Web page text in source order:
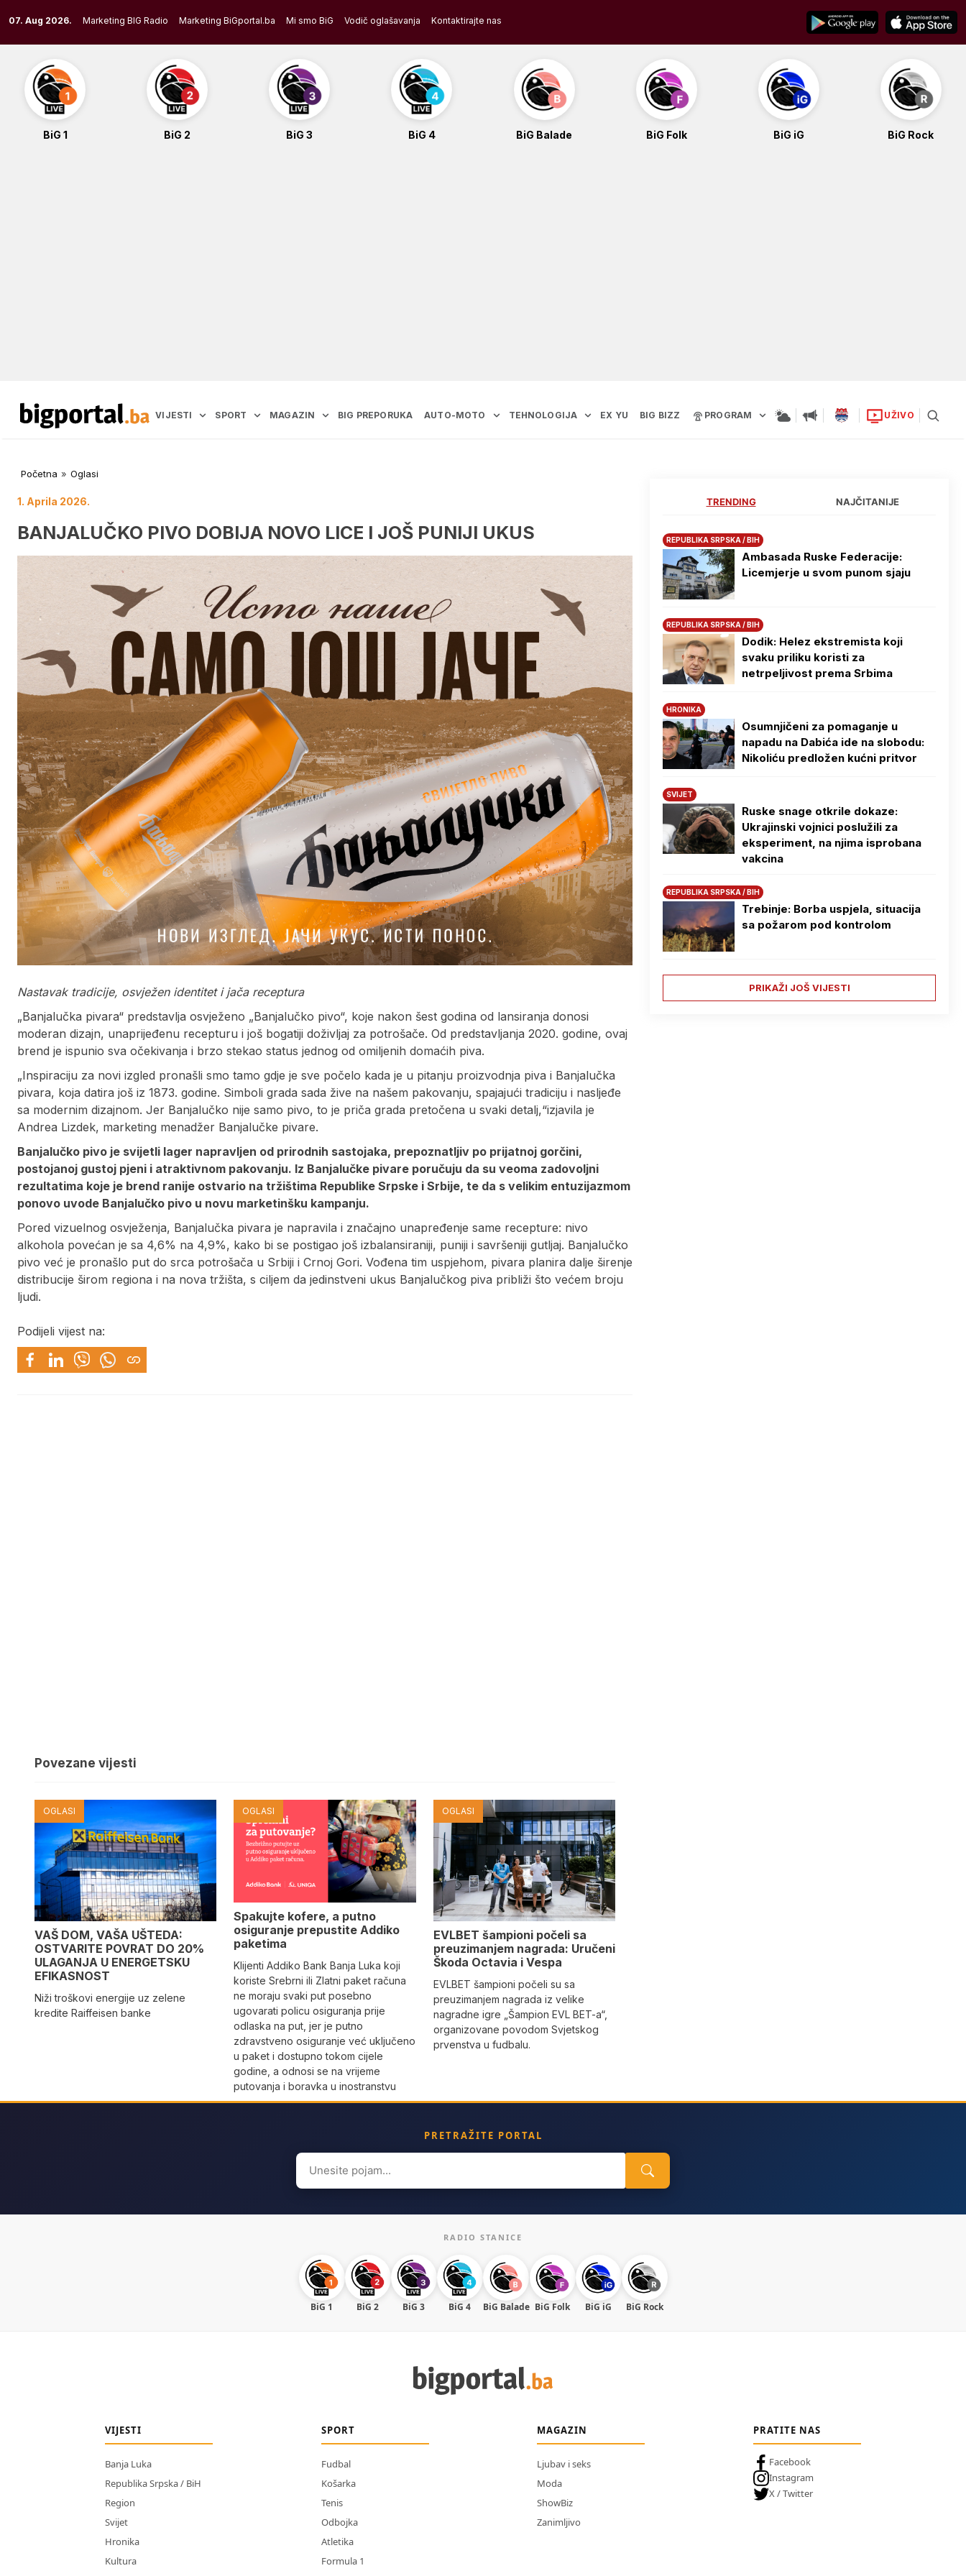
to
content
07. Aug 2026. Marketing BIG Radio Marketing BiGportal.ba Mi smo BiG Vodič oglašavanja Kontaktirajte nas
BiG 1 BiG 2 BiG 3 BiG 4 BiG Balade BiG Folk BiG iG BiG Rock
VIJESTI SPORT MAGAZIN BIG PREPORUKA AUTO-MOTO TEHNOLOGIJA EX YU BIG BIZZ PROGRAM UŽIVO
Početna » Oglasi
1. Aprila 2026.
BANJALUČKO PIVO DOBIJA NOVO LICE I JOŠ PUNIJI UKUS
Nastavak tradicije, osvježen identitet i jača receptura
„Banjalučka pivara“ predstavlja osvježeno „Banjalučko pivo“, koje nakon šest godina od lansiranja donosi
moderan dizajn, unaprijeđenu recepturu i još bogatiji doživljaj za potrošače. Od predstavljanja 2020. godine, ovaj
brend je ispunio sva očekivanja i brzo stekao status jednog od omiljenih domaćih piva.
„Inspiraciju za novi izgled pronašli smo tamo gdje je sve počelo kada je u pitanju proizvodnja piva i Banjalučka
pivara, koja datira još iz 1873. godine. Simboli grada sada žive na našem pakovanju, spajajući tradiciju i nasljeđe
sa modernim dizajnom. Jer Banjalučko nije samo pivo, to je priča grada pretočena u svaki detalj,“izjavila je
Andrea Lizdek, marketing menadžer Banjalučke pivare.
Banjalučko pivo je svijetli lager napravljen od prirodnih sastojaka, prepoznatljiv po prijatnoj gorčini,
postojanoj gustoj pjeni i atraktivnom pakovanju. Iz Banjalučke pivare poručuju da su veoma zadovoljni
rezultatima koje je brend ranije ostvario na tržištima Republike Srpske i Srbije, te da s velikim entuzijazmom
ponovo uvode Banjalučko pivo u novu marketinšku kampanju.
Pored vizuelnog osvježenja, Banjalučka pivara je napravila i značajno unapređenje same recepture: nivo
alkohola povećan je sa 4,6% na 4,9%, kako bi se postigao još izbalansiraniji, puniji i savršeniji gutljaj. Banjalučko
pivo već je pronašlo put do srca potrošača u Srbiji i Crnoj Gori. Vođena tim uspjehom, pivara planira dalje širenje
distribucije širom regiona i na nova tržišta, s ciljem da jedinstveni ukus Banjalučkog piva približi što većem broju
ljudi.
Podijeli vijest na:
Povezane vijesti
OGLASI
VAŠ DOM, VAŠA UŠTEDA:
OSTVARITE POVRAT DO 20%
ULAGANJA U ENERGETSKU
EFIKASNOST
Niži troškovi energije uz zelene
kredite Raiffeisen banke
OGLASI
Spakujte kofere, a putno
osiguranje prepustite Addiko
paketima
Klijenti Addiko Bank Banja Luka koji
koriste Srebrni ili Zlatni paket računa
ne moraju svaki put posebno
ugovarati policu osiguranja prije
odlaska na put, jer je putno
zdravstveno osiguranje već uključeno
u paket i dostupno tokom cijele
godine, a odnosi se na vrijeme
putovanja i boravka u inostranstvu
OGLASI
EVLBET šampioni počeli sa
preuzimanjem nagrada: Uručeni
Škoda Octavia i Vespa
EVLBET šampioni počeli su sa
preuzimanjem nagrada iz velike
nagradne igre „Šampion EVL BET-a“,
organizovane povodom Svjetskog
prvenstva u fudbalu.
TRENDING NAJČITANIJE
REPUBLIKA SRPSKA / BIH
Ambasada Ruske Federacije:
Licemjerje u svom punom sjaju
REPUBLIKA SRPSKA / BIH
Dodik: Helez ekstremista koji
svaku priliku koristi za
netrpeljivost prema Srbima
HRONIKA
Osumnjičeni za pomaganje u
napadu na Dabića ide na slobodu:
Nikoliću predložen kućni pritvor
SVIJET
Ruske snage otkrile dokaze:
Ukrajinski vojnici poslužili za
eksperiment, na njima isprobana
vakcina
REPUBLIKA SRPSKA / BIH
Trebinje: Borba uspjela, situacija
sa požarom pod kontrolom
PRIKAŽI JOŠ VIJESTI
PRETRAŽITE PORTAL
Search
for:
RADIO STANICE
BiG 1 BiG 2 BiG 3 BiG 4 BiG Balade BiG Folk BiG iG BiG Rock
VIJESTI
Banja Luka
Republika Srpska / BiH
Region
Svijet
Hronika
Kultura
SPORT
Fudbal
Košarka
Tenis
Odbojka
Atletika
Formula 1
MAGAZIN
Ljubav i seks
Moda
ShowBiz
Zanimljivo
PRATITE NAS
Facebook
Instagram
X / Twitter